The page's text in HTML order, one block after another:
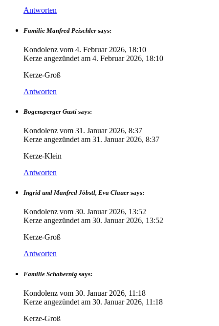
Antworten
Familie Manfred Peischler says:
Kondolenz vom 4. Februar 2026, 18:10
Kerze angezündet am 4. Februar 2026, 18:10
Kerze-Groß
Antworten
Bogensperger Gusti says:
Kondolenz vom 31. Januar 2026, 8:37
Kerze angezündet am 31. Januar 2026, 8:37
Kerze-Klein
Antworten
Ingrid und Manfred Jöbstl, Eva Clauer says:
Kondolenz vom 30. Januar 2026, 13:52
Kerze angezündet am 30. Januar 2026, 13:52
Kerze-Groß
Antworten
Familie Schabernig says:
Kondolenz vom 30. Januar 2026, 11:18
Kerze angezündet am 30. Januar 2026, 11:18
Kerze-Groß